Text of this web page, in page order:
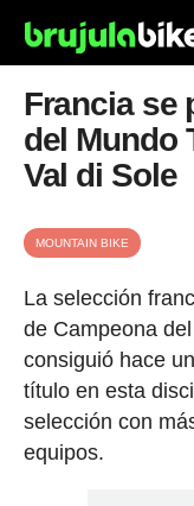
Francia se
del Mundo
Val di Sole
MOUNTAIN BIKE
La selección
de Campeona
consiguió hace
título en esta
selección con
equipos.